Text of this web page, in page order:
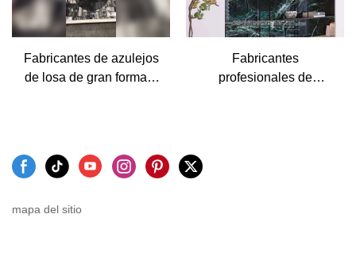
Fabricantes de azulejos
de losa de gran formato
Fabricantes
profesionales de
mapa del sitio